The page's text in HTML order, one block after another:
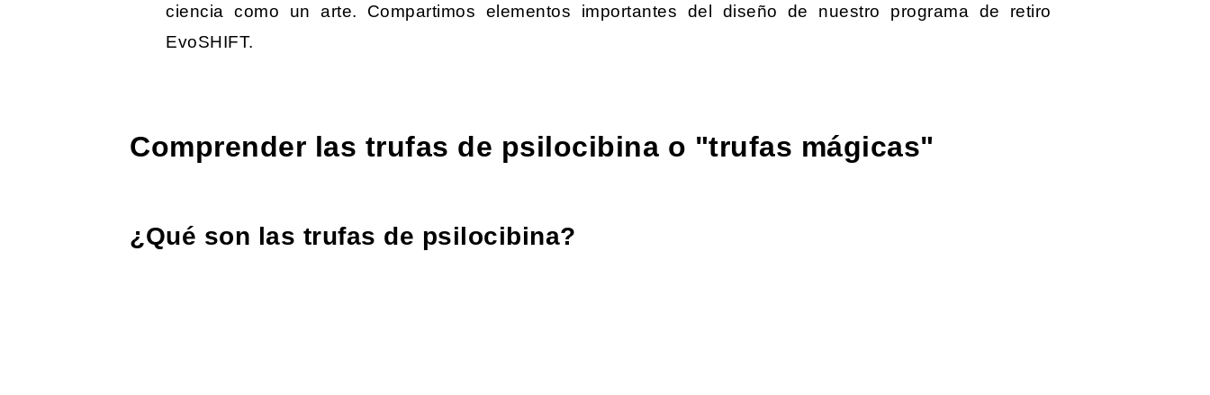
ciencia como un arte. Compartimos elementos importantes del diseño de nuestro programa de retiro
EvoSHIFT.
Comprender las trufas de psilocibina o "trufas mágicas"
¿Qué son las trufas de psilocibina?